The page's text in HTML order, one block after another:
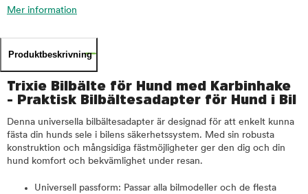
Mer information
Produktbeskrivning
Trixie Bilbälte för Hund med Karbinhake
- Praktisk Bilbältesadapter för Hund i Bil
Denna universella bilbältesadapter är designad för att enkelt kunna
fästa din hunds sele i bilens säkerhetssystem. Med sin robusta
konstruktion och mångsidiga fästmöjligheter ger den dig och din
hund komfort och bekvämlighet under resan.
Universell passform: Passar alla bilmodeller och de flesta